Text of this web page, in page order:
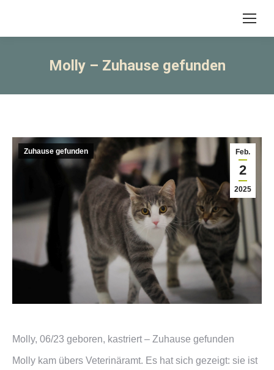
Molly – Zuhause gefunden
Feb.
2
2025
Zuhause gefunden
Molly, 06/23 geboren, kastriert – Zuhause gefunden
Molly kam übers Veterinäramt. Es hat sich gezeigt: sie ist